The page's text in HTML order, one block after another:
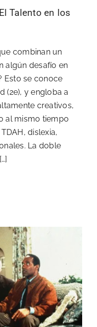
Talento en los
combinan un
algún desafío en
Esto se conoce
(2e), y engloba a
creativos,
al mismo tiempo
dislexia,
La doble